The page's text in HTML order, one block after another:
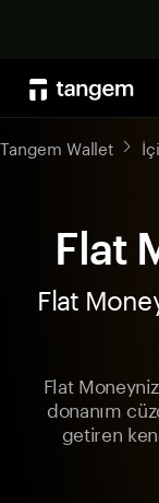
Tangem Wallet
Flat
Flat
Flat
donanım
getiren